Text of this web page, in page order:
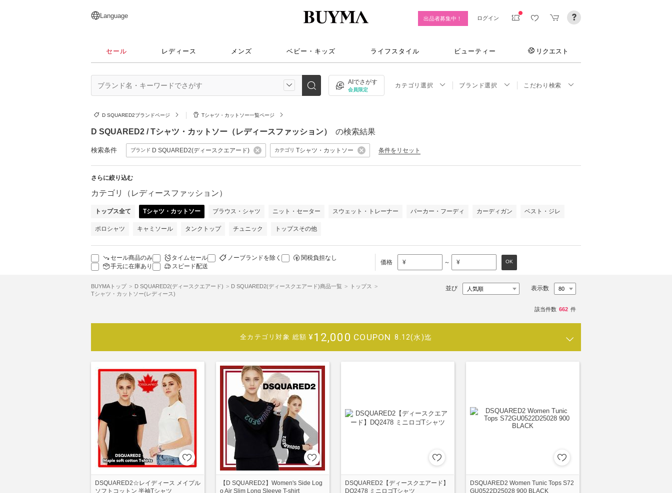
日本語
English
简体中文
繁體中文
Language 出品者募集中！ ログイン
セール レディース メンズ ベビー・キッズ ライフスタイル ビューティー リクエスト
AIでさがす
会員限定
カテゴリ選択 ブランド選択 こだわり検索
D SQUARED2ブランドページ Tシャツ・カットソー一覧ページ
D SQUARED2 / Tシャツ・カットソー（レディースファッション） の検索結果
検索条件 ブランド D SQUARED2(ディースクエアード) カテゴリ Tシャツ・カットソー 条件をリセット
さらに絞り込む
カテゴリ（レディースファッション）
トップス全て Tシャツ・カットソー ブラウス・シャツ ニット・セーター スウェット・トレーナー パーカー・フーディ カーディガン ベスト・ジレ
ポロシャツ キャミソール タンクトップ チュニック トップスその他
セール商品のみ タイムセール ノーブランドを除く
関税負担なし
手元に在庫あり
スピード配送
価格 ¥ ～ ¥ OK
BUYMAトップ D SQUARED2(ディースクエアード) D SQUARED2(ディースクエアード)商品一覧
トップス
Tシャツ・カットソー(レディース)
並び 表示数
該当件数 662 件
全カテゴリ対象 総額 ¥12,000 COUPON 8.12(水)迄
DSQUARED2☆レイディース メイプル
ソフトコットン 半袖Tシャツ
【D SQUARED2】Women's Side Log
o Air Slim Long Sleeve T-shirt
DSQUARED2【ディースクエアード】
DQ2478 ミニロゴTシャツ
DSQUARED2 Women Tunic Tops S72
GU0522D25028 900 BLACK